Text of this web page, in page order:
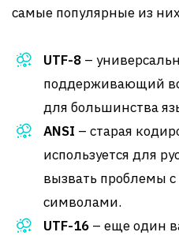
самые популярные из
UTF-8 –
поддерживающий
для большинства
ANSI – старая
используется для
вызвать проблемы
символами.
UTF-16 – еще один